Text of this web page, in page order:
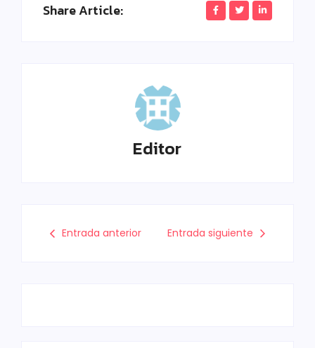
Share Article:
Editor
Entrada anterior Entrada siguiente